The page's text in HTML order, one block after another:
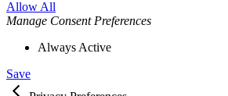
Allow All
Manage Consent Preferences
Always Active
Save